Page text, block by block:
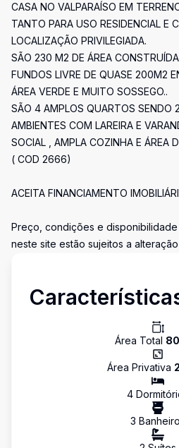
CASA NO VALPARAÍSO EM
TANTO PARA USO RESIDENCIAL E
LOCALIZAÇÃO PRIVILEGIADA.
SÃO 230 M2 DE ÁREA
FUNDOS LIVRE DE QUASE 200M2
ÁREA VERDE E MUITO SOSSEGO..
SÃO 4 AMPLOS QUARTOS SENDO
AMBIENTES COM LAREIRA E
SOCIAL , AMPLA COZINHA E ÁREA
( COD 2666)
ACEITA FINANCIAMENTO
Preço, condições e
neste site estão sujeitos a
Área Total
Área Privativa
4
3 Banheiro